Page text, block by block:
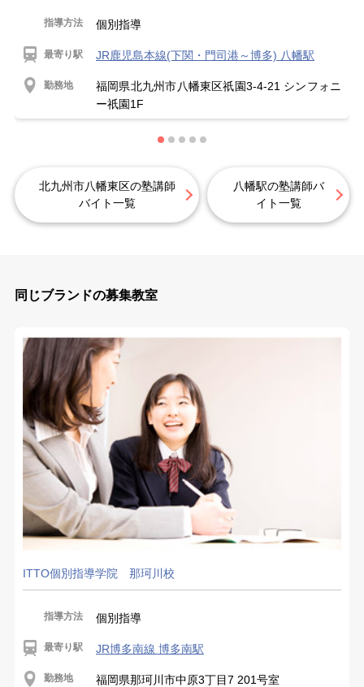
指導方法 個別指導
最寄り駅 JR鹿児島本線(下関・門司港～博多) 八幡駅
勤務地
福岡県北九州市八幡東区祇園3-4-21 シンフォニ
ー祇園1F
北九州市八幡東区の塾講師
バイト一覧
八幡駅の塾講師バ
イト一覧
同じブランドの募集教室
ITTO個別指導学院 那珂川校
指導方法 個別指導
最寄り駅 JR博多南線 博多南駅
勤務地 福岡県那珂川市中原3丁目7 201号室